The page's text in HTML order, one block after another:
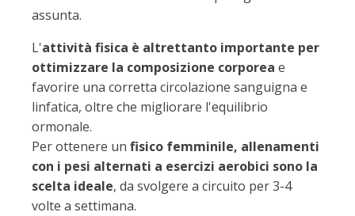
assunta.
L'attività fisica è altrettanto importante per
ottimizzare la composizione corporea e
favorire una corretta circolazione sanguigna e
linfatica, oltre che migliorare l'equilibrio
ormonale.
Per ottenere un fisico femminile, allenamenti
con i pesi alternati a esercizi aerobici sono la
scelta ideale, da svolgere a circuito per 3-4
volte a settimana.